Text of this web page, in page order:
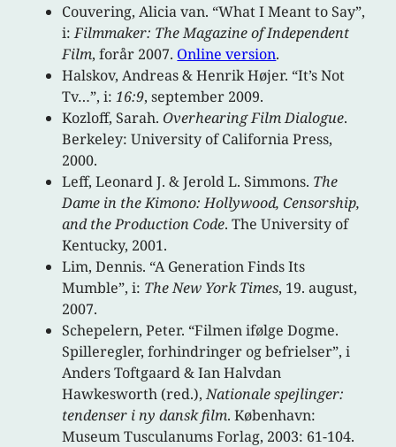
Couvering, Alicia van. “What I Meant to Say”,
i:Filmmaker: The Magazine of Independent
Film, forår 2007. Online version.
Halskov, Andreas & Henrik Højer. “It’s Not
Tv…”, i:16:9, september 2009.
Kozloff, Sarah.Overhearing Film Dialogue.
Berkeley: University of California Press,
2000.
Leff, Leonard J. & Jerold L. Simmons. The
Dame in the Kimono: Hollywood, Censorship,
and the Production Code. The University of
Kentucky, 2001.
Lim, Dennis. “A Generation Finds Its
Mumble”, i: The New York Times, 19. august,
2007.
Schepelern, Peter. “Filmen ifølge Dogme.
Spilleregler, forhindringer og befrielser”, i
Anders Toftgaard & Ian Halvdan
Hawkesworth (red.),Nationale spejlinger:
tendenser i ny dansk film. København:
Museum Tusculanums Forlag, 2003: 61-104.